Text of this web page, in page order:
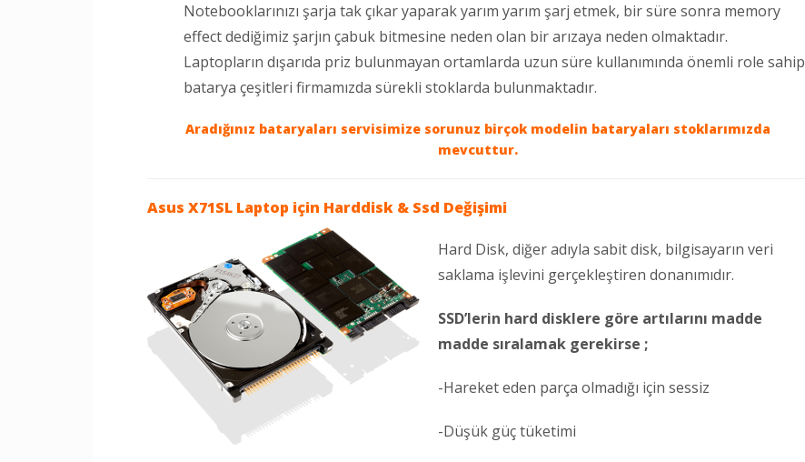
Notebooklarınızı şarja tak çıkar yaparak yarım yarım şarj etmek, bir süre sonra memory
effect dediğimiz şarjın çabuk bitmesine neden olan bir arızaya neden olmaktadır.
Laptopların dışarıda priz bulunmayan ortamlarda uzun süre kullanımında önemli role sahip
batarya çeşitleri firmamızda sürekli stoklarda bulunmaktadır.
Aradığınız bataryaları servisimize sorunuz birçok modelin bataryaları stoklarımızda
mevcuttur.
Asus X71SL Laptop için Harddisk & Ssd Değişimi
Hard Disk, diğer adıyla sabit disk, bilgisayarın veri
saklama işlevini gerçekleştiren donanımıdır.
SSD’lerin hard disklere göre artılarını madde
madde sıralamak gerekirse ;
-Hareket eden parça olmadığı için sessiz
-Düşük güç tüketimi